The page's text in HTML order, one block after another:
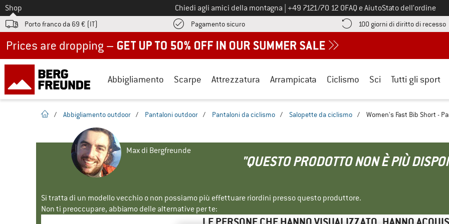
Allo
Shop Chiedi agli amici della montagna Chiamaci al numero
+49 7121/70 12 0FAQ e AiutoStato dell’ordine
Porto franco da 69 € (IT) Pagamento sicuroQui trovi le informazioni di pagamento! Si apre in una casella
100 giorni di diritto di recesso
Abbigliamento Scarpe Attrezzatura Arrampicata Ciclismo Sci Tutti gli sport
pagina iniziale
/ Abbigliamento outdoor / Pantaloni outdoor / Pantaloni da ciclismo / Salopette da ciclismo / Women's Fast Bib Short -
Max di Bergfreunde
"QUESTO PRODOTTO NON È PIÙ
Si tratta di un modello vecchio o non possiamo più effettuare riordini presso questo produttore.
Non ti preoccupare, abbiamo delle alternative per te: